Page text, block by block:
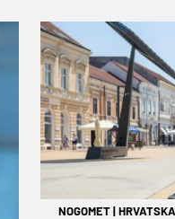
NOGOMET|HRVATSKA